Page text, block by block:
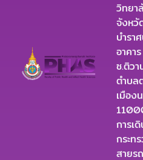
วิทยา
จังหวั
บำรา
อาคา
ซ.ติว
ตำบล
เมือง
การเ
กระท
สายร